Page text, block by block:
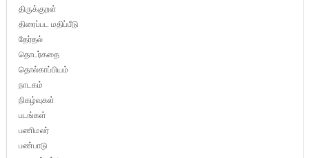
திருக்குறள்
திரைப்பட மதிப்பீடு
தேர்தல்
தொடர்கதை
தொல்காப்பியம்
நாடகம்
நிகழ்வுகள்
படங்கள்
பணிமலர்
பண்பாடு